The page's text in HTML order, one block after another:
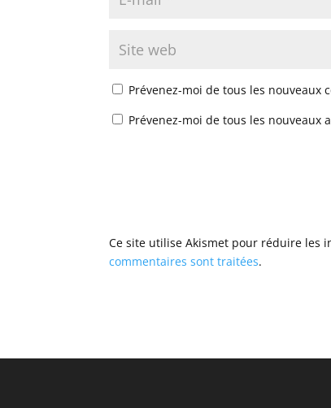
Prévenez-moi de tous les nouveaux
Prévenez-moi de tous les nouveaux
Ce site utilise Akismet pour réduire les
commentaires sont traitées.